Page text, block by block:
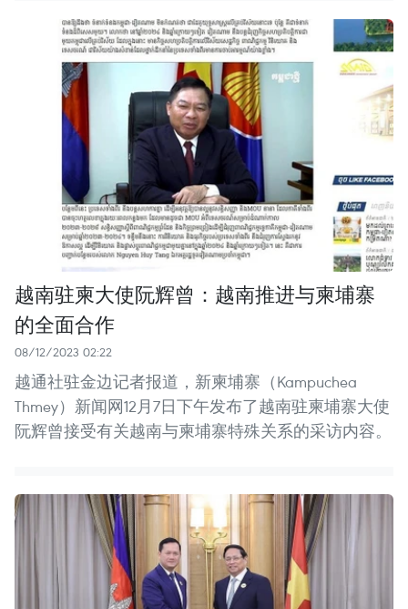
越南驻柬大使阮辉曾：越南推进与柬埔寨
的全面合作
08/12/2023 02:22
越通社驻金边记者报道，新柬埔寨（Kampuchea
Thmey）新闻网12月7日下午发布了越南驻柬埔寨大使
阮辉曾接受有关越南与柬埔寨特殊关系的采访内容。